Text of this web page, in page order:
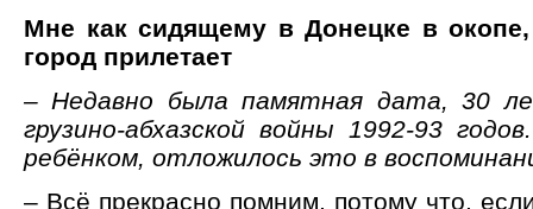
Мне как сидящему в Донецке в
город прилетает
– Недавно была памятная дата, 30
грузино-абхазской войны 1992-93
ребёнком, отложилось это в
– Всё прекрасно помним, потому что,